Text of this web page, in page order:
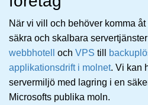
När vi vill och behöver komma
säkra och skalbara
webbhotell
och VPS till
applikationsdrift i molnet. Vi kan
servermiljö med lagring i en
Microsofts publika moln.